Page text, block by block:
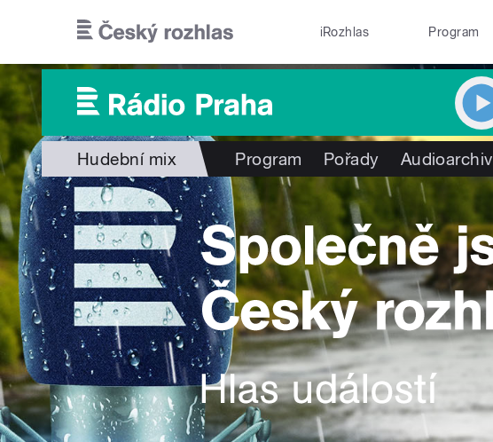
iRozhlas Program
Hudební mix Program Pořady Audioarchiv